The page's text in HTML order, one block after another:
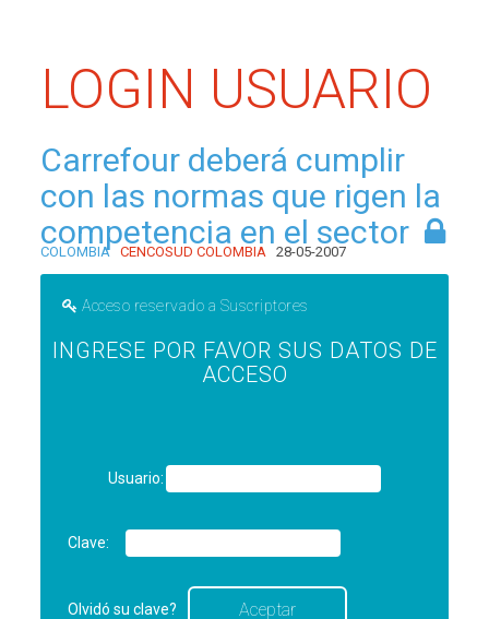
LOGIN USUARIO
Carrefour deberá cumplir
con las normas que rigen la
competencia en el sector
COLOMBIA CENCOSUD COLOMBIA 28-05-2007
Acceso reservado a Suscriptores
INGRESE POR FAVOR SUS DATOS DE
ACCESO
Usuario:
Clave:
Olvidó su clave?